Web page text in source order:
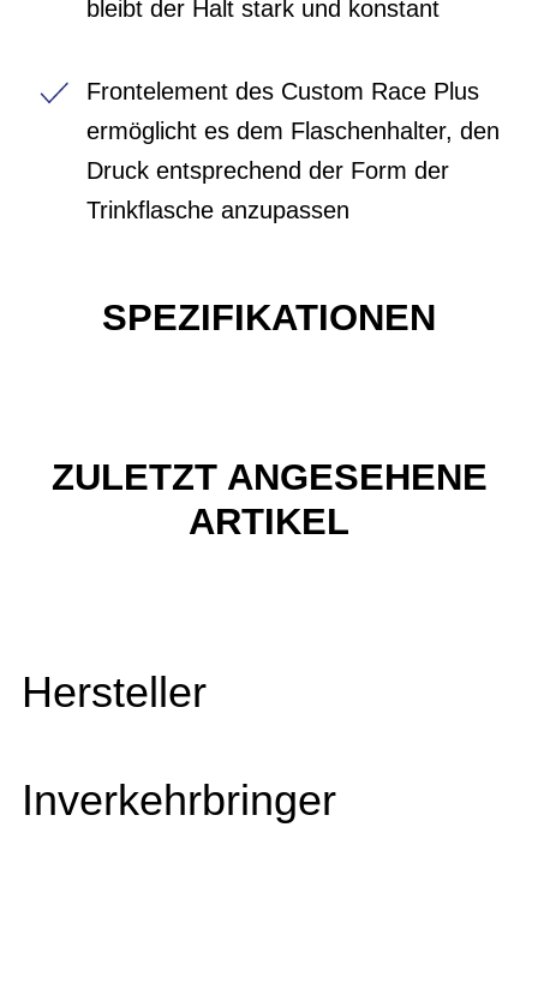
bleibt der Halt stark und konstant
Frontelement des Custom Race Plus
ermöglicht es dem Flaschenhalter, den
Druck entsprechend der Form der
Trinkflasche anzupassen
SPEZIFIKATIONEN
ZULETZT ANGESEHENE
ARTIKEL
Hersteller
Inverkehrbringer